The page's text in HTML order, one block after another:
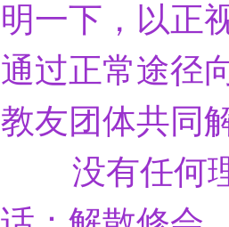
明一下，以正
通过正常途径
教友团体共同
没有任何理